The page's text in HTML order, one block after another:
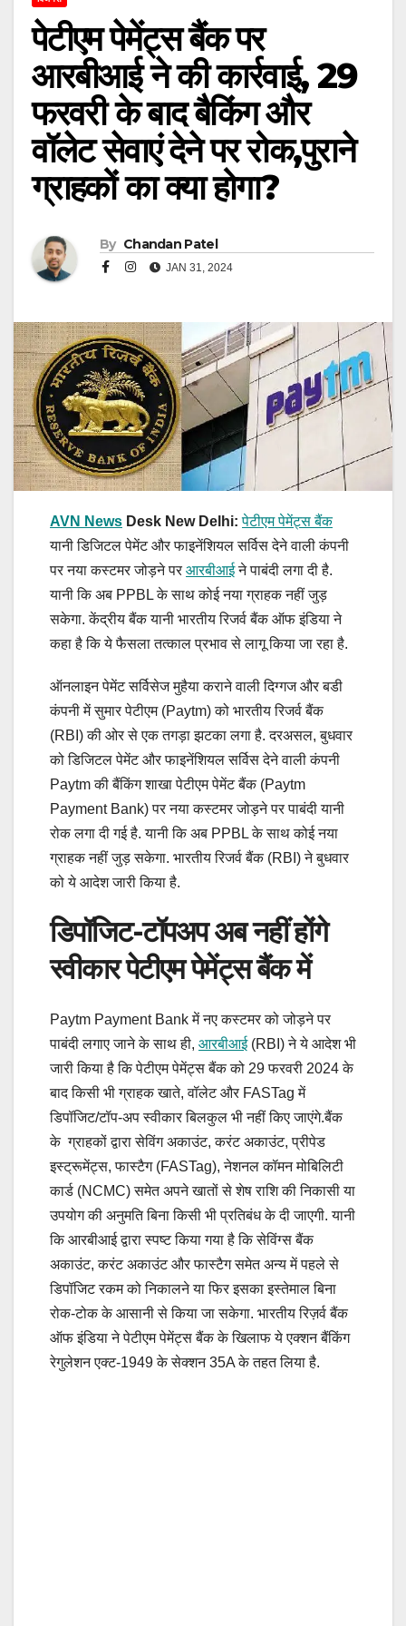
पेटीएम पेमेंट्स बैंक पर
आरबीआई ने की कार्रवाई, 29
फरवरी के बाद बैकिंग और
वॉलेट सेवाएं देने पर रोक,पुराने
ग्राहकों का क्या होगा?
By Chandan Patel
JAN 31, 2024
AVN News Desk New Delhi: पेटीएम पेमेंट्स बैंक
यानी डिजिटल पेमेंट और फाइनेंशियल सर्विस देने वाली कंपनी
पर नया कस्टमर जोड़ने पर आरबीआईने पाबंदी लगा दी है.
यानी कि अब PPBL के साथ कोई नया ग्राहक नहीं जुड़
सकेगा. केंद्रीय बैंक यानी भारतीय रिजर्व बैंक ऑफ इंडिया ने
कहा है कि ये फैसला तत्काल प्रभाव से लागू किया जा रहा है.
ऑनलाइन पेमेंट सर्विसेज मुहैया कराने वाली दिग्गज और बडी
कंपनी में सुमार पेटीएम (Paytm) को भारतीय रिजर्व बैंक
(RBI) की ओर से एक तगड़ा झटका लगा है. दरअसल, बुधवार
को डिजिटल पेमेंट और फाइनेंशियल सर्विस देने वाली कंपनी
Paytm की बैंकिंग शाखा पेटीएम पेमेंट बैंक (Paytm
Payment Bank) पर नया कस्टमर जोड़ने पर पाबंदी यानी
रोक लगा दी गई है. यानी कि अब PPBL के साथ कोई नया
ग्राहक नहीं जुड़ सकेगा. भारतीय रिजर्व बैंक (RBI) ने बुधवार
को ये आदेश जारी किया है.
डिपॉजिट-टॉपअप अब नहीं होंगे
स्वीकार पेटीएम पेमेंट्स बैंक में
Paytm Payment Bank में नए कस्टमर को जोड़ने पर
पाबंदी लगाए जाने के साथ ही, आरबीआई(RBI) ने ये आदेश भी
जारी किया है कि पेटीएम पेमेंट्स बैंक को 29 फरवरी 2024 के
बाद किसी भी ग्राहक खाते, वॉलेट और FASTag में
डिपॉजिट/टॉप-अप स्वीकार बिलकुल भी नहीं किए जाएंगे.बैंक
के ग्राहकों द्वारा सेविंग अकाउंट, करंट अकाउंट, प्रीपेड
इस्ट्रूमेंट्स, फास्टैग (FASTag), नेशनल कॉमन मोबिलिटी
कार्ड (NCMC) समेत अपने खातों से शेष राशि की निकासी या
उपयोग की अनुमति बिना किसी भी प्रतिबंध के दी जाएगी. यानी
कि आरबीआई द्वारा स्पष्ट किया गया है कि सेविंग्स बैंक
अकाउंट, करंट अकाउंट और फास्टैग समेत अन्य में पहले से
डिपॉजिट रकम को निकालने या फिर इसका इस्तेमाल बिना
रोक-टोक के आसानी से किया जा सकेगा. भारतीय रिज़र्व बैंक
ऑफ इंडिया ने पेटीएम पेमेंट्स बैंक के खिलाफ ये एक्शन बैंकिंग
रेगुलेशन एक्ट-1949 के सेक्शन 35A के तहत लिया है.